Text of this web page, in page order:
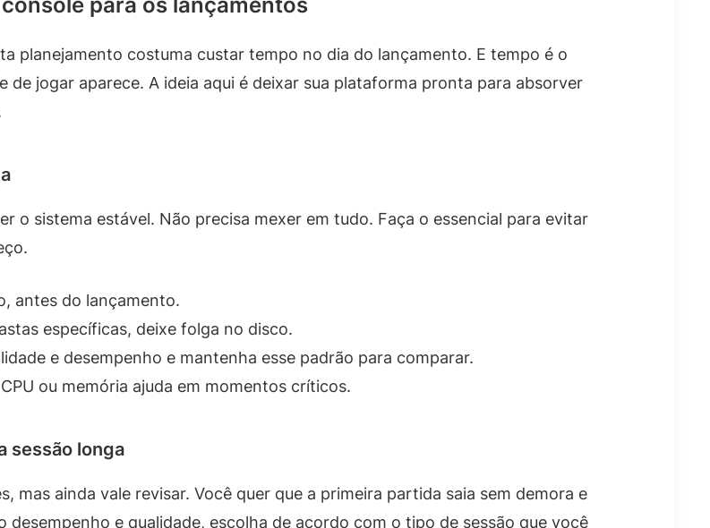
planejamento costuma custar tempo no dia do lançamento. E tempo é o
de jogar aparece. A ideia aqui é deixar sua plataforma pronta para absorver
o sistema estável. Não precisa mexer em tudo. Faça o essencial para evitar
antes do lançamento.
específicas, deixe folga no disco.
e desempenho e mantenha esse padrão para comparar.
ou memória ajuda em momentos críticos.
sessão longa
mas ainda vale revisar. Você quer que a primeira partida saia sem demora e
e qualidade, escolha de acordo com o tipo de sessão que você